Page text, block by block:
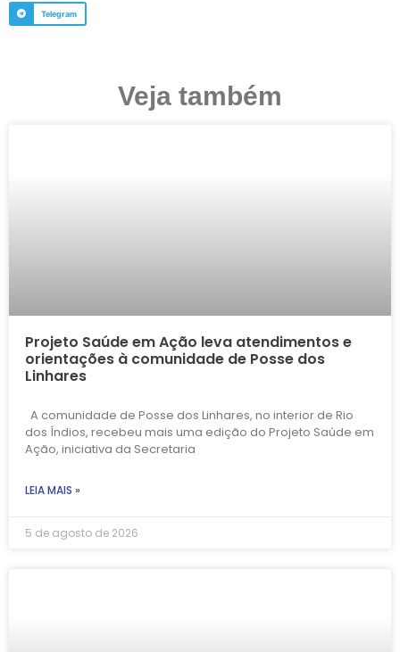
Telegram
Veja também
Projeto Saúde em Ação leva atendimentos e
orientações à comunidade de Posse dos
Linhares
A comunidade de Posse dos Linhares, no interior de Rio
dos Índios, recebeu mais uma edição do Projeto Saúde em
Ação, iniciativa da Secretaria
LEIA MAIS »
5 de agosto de 2026